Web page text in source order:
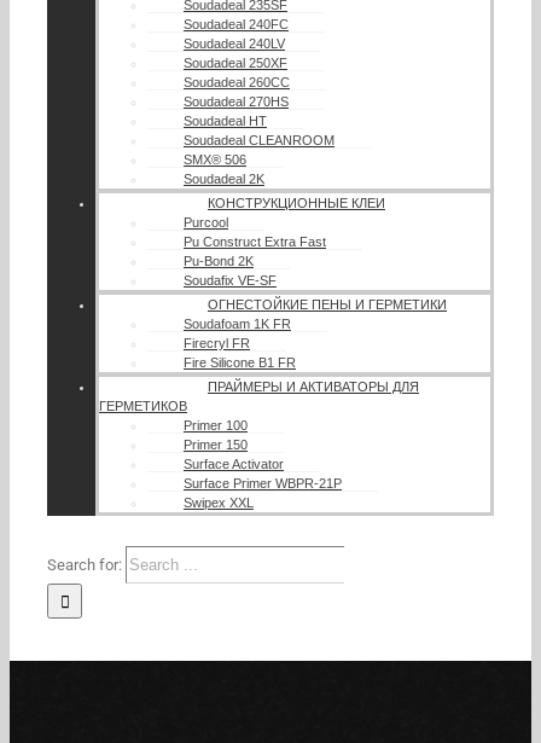
Soudadeal 235SF
Soudadeal 240FC
Soudadeal 240LV
Soudadeal 250XF
Soudadeal 260CC
Soudadeal 270HS
Soudadeal HT
Soudadeal CLEANROOM
SMX® 506
Soudadeal 2K
КОНСТРУКЦИОННЫЕ КЛЕИ
Purcool
Pu Construct Extra Fast
Pu-Bond 2K
Soudafix VE-SF
ОГНЕСТОЙКИЕ ПЕНЫ И ГЕРМЕТИКИ
Soudafoam 1K FR
Firecryl FR
Fire Silicone B1 FR
ПРАЙМЕРЫ И АКТИВАТОРЫ ДЛЯ
ГЕРМЕТИКОВ
Primer 100
Primer 150
Surface Activator
Surface Primer WBPR-21P
Swipex XXL
Search for: